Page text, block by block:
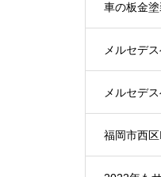
車の板金
メルセデ
メルセデ
福岡市西